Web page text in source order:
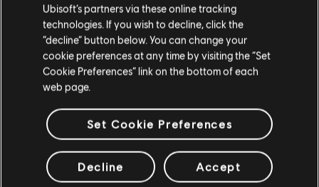
Ubisoft’s partners via these online tracking
technologies. If you wish to decline, click the
“decline” button below. You can change your
cookie preferences at any time by visiting the “Set
Cookie Preferences” link on the bottom of each
web page.
Set Cookie Preferences
Decline Accept